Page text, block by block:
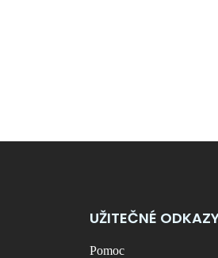
UŽITEČNÉ
Pomoc